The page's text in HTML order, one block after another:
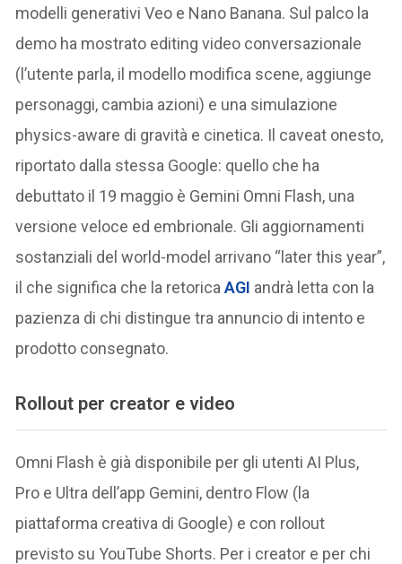
modelli generativi Veo e Nano Banana. Sul palco la
demo ha mostrato editing video conversazionale
(l’utente parla, il modello modifica scene, aggiunge
personaggi, cambia azioni) e una simulazione
physics-aware di gravità e cinetica. Il caveat onesto,
riportato dalla stessa Google: quello che ha
debuttato il 19 maggio è Gemini Omni Flash, una
versione veloce ed embrionale. Gli aggiornamenti
sostanziali del world-model arrivano “later this year”,
il che significa che la retoricaAGI andrà letta con la
pazienza di chi distingue tra annuncio di intento e
prodotto consegnato.
Rollout per creator e video
Omni Flash è già disponibile per gli utenti AI Plus,
Pro e Ultra dell’app Gemini, dentro Flow (la
piattaforma creativa di Google) e con rollout
previsto su YouTube Shorts. Per i creator e per chi